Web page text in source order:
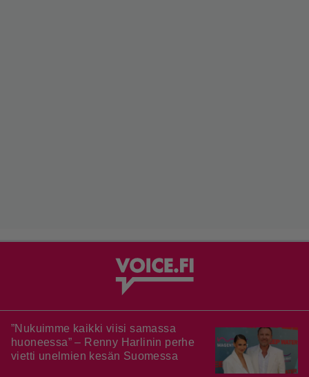
”Nukuimme kaikki viisi samassa
huoneessa” – Renny Harlinin perhe
vietti unelmien kesän Suomessa